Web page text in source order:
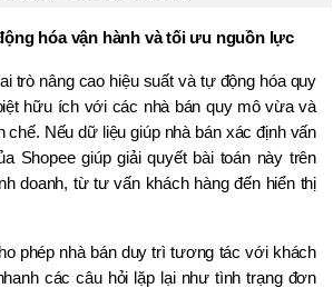
hóa vận hành và tối ưu nguồn lực
trò nâng cao hiệu suất và tự động hóa quy
hữu ích với các nhà bán quy mô vừa và
chế. Nếu dữ liệu giúp nhà bán xác định vấn
Shopee giúp giải quyết bài toán này trên
doanh, từ tư vấn khách hàng đến hiển thị
phép nhà bán duy trì tương tác với khách
các câu hỏi lặp lại như tình trạng đơn